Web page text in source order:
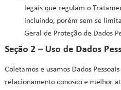
legais que regulam o
incluindo, porém sem se
Geral de Proteção de Dados
Seção 2 – Uso de Dados
Coletamos e usamos Dados
relacionamento conosco e melhor